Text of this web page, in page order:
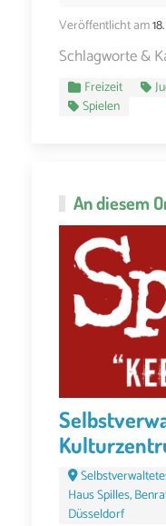
Veröffentlicht am
Schlagworte &
Freizeit
Spielen
An diesem
Haus Spilles,
Düsseldorf